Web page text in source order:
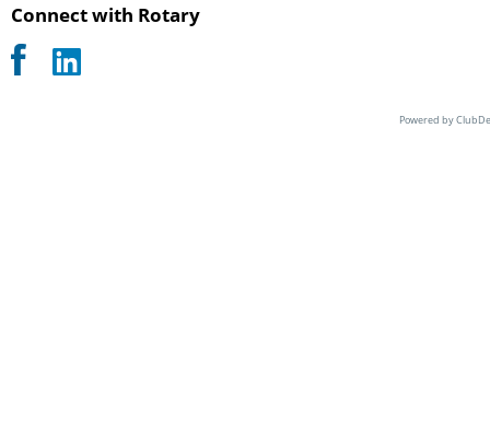
Connect with Rotary
Powered by